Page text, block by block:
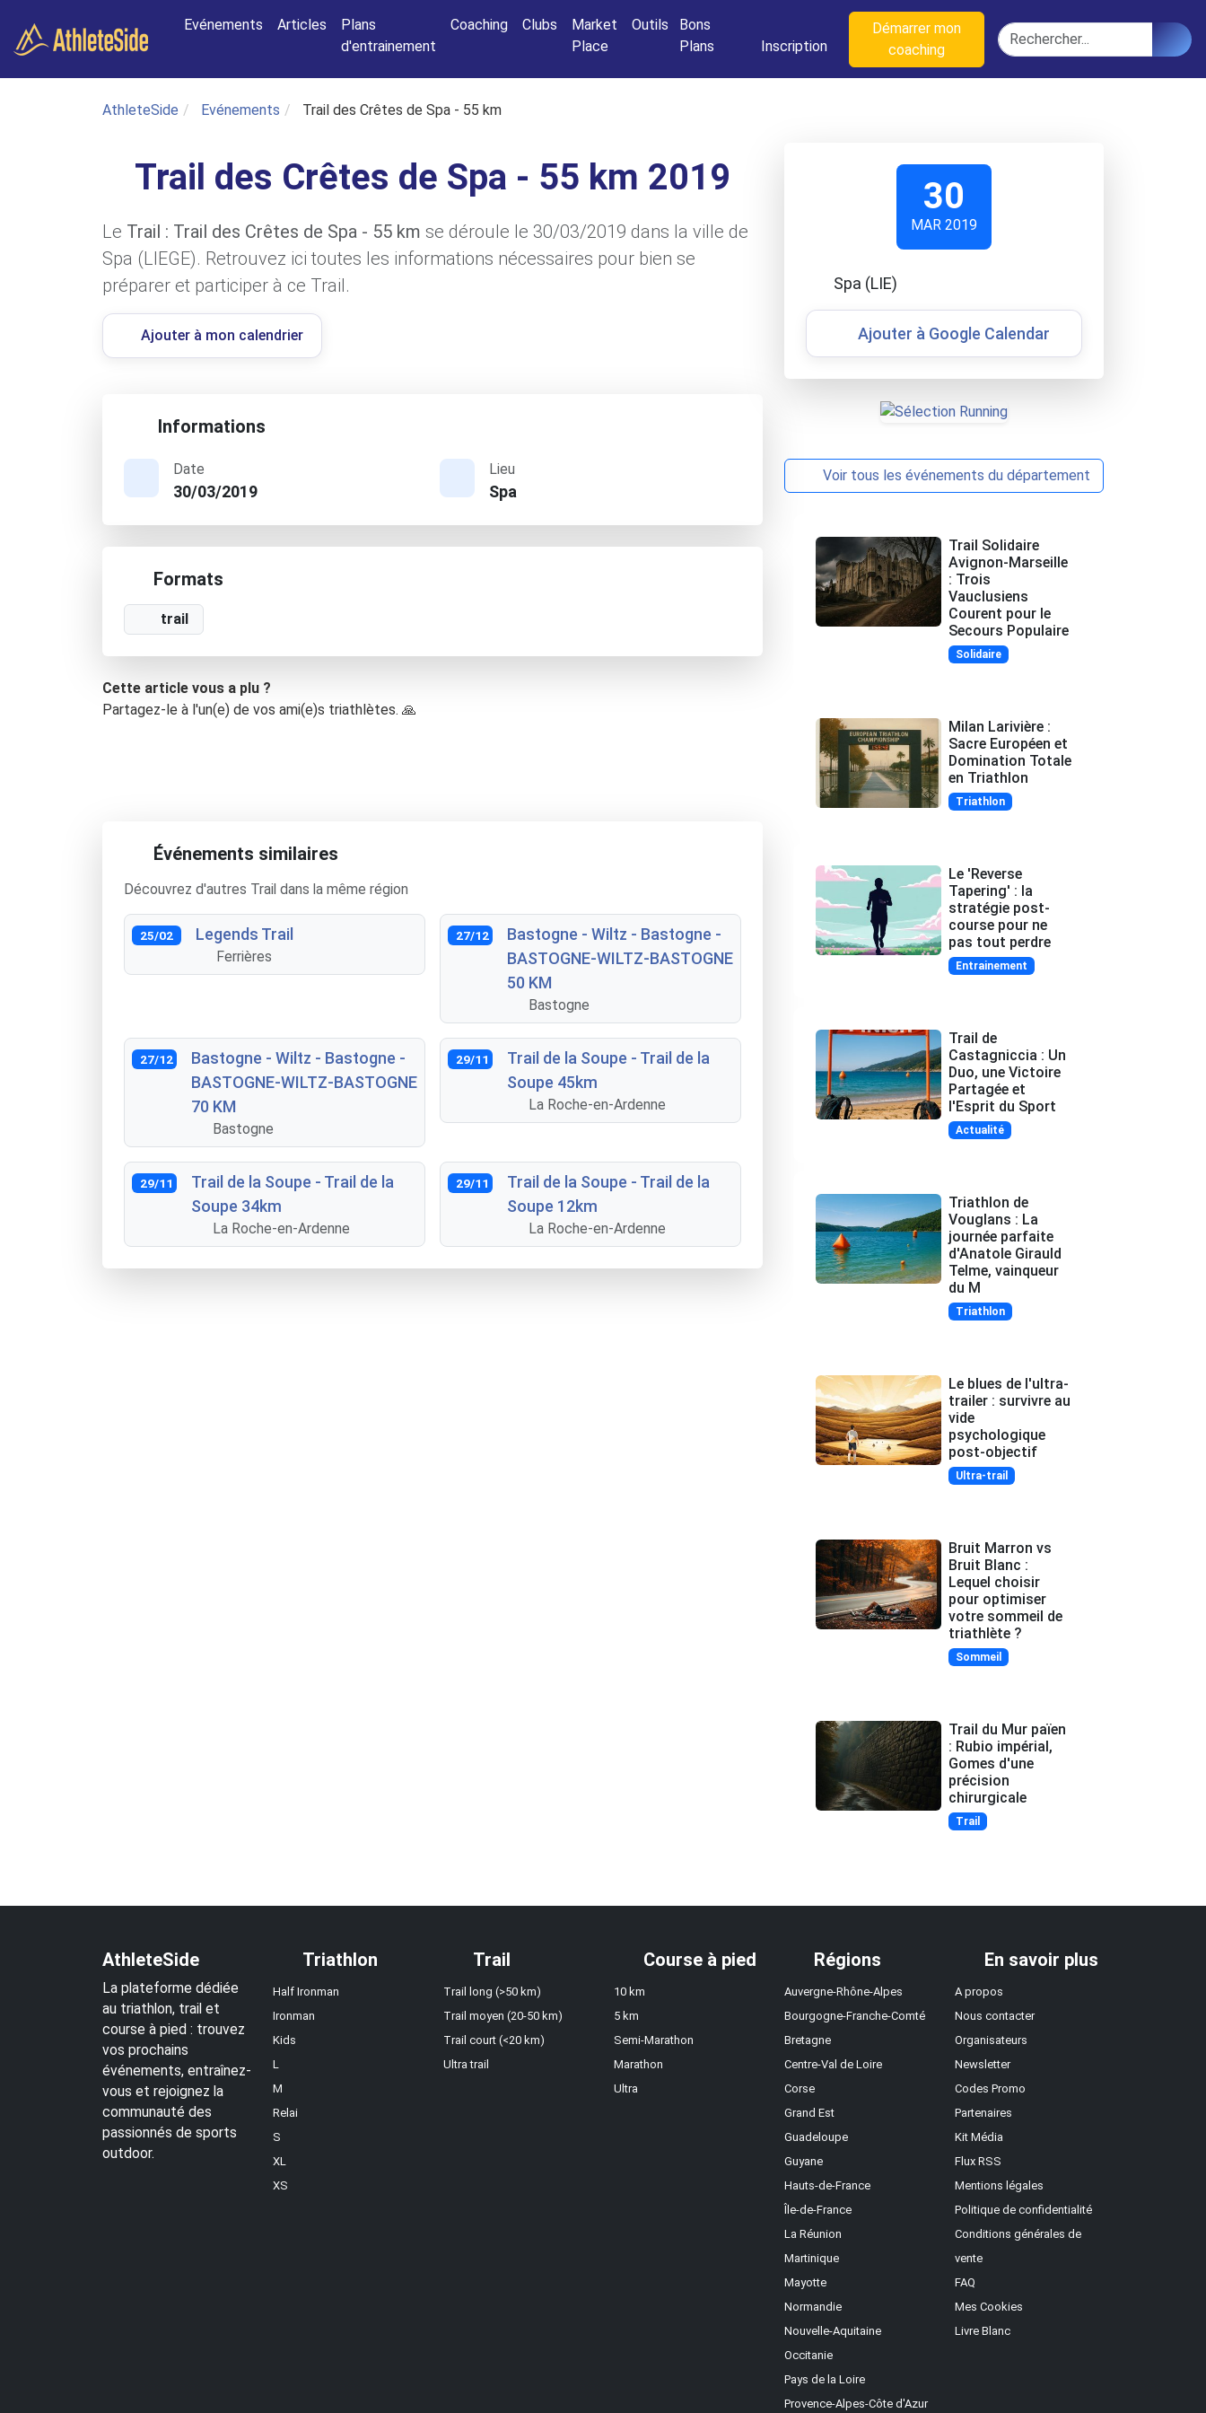
Evénements
Articles
Plans
d'entrainement
Coaching Clubs
Market
Place
Outils
Bons
Plans
Inscription
Démarrer mon
coaching
Rechercher
AthleteSide Evénements Trail des Crêtes de Spa - 55 km
Trail des Crêtes de Spa - 55 km 2019
Le Trail : Trail des Crêtes de Spa - 55 km se déroule le 30/03/2019 dans la ville de
Spa (LIEGE). Retrouvez ici toutes les informations nécessaires pour bien se
préparer et participer à ce Trail.
Ajouter à mon calendrier
Informations
Date
30/03/2019
Lieu
Spa
Formats
trail
Cette article vous a plu ?
Partagez-le à l'un(e) de vos ami(e)s triathlètes. 🙏
Événements similaires
Découvrez d'autres Trail dans la même région
25/02 Legends Trail
Ferrières
27/12
Bastogne - Wiltz - Bastogne -
BASTOGNE-WILTZ-BASTOGNE
50 KM
Bastogne
27/12
Bastogne - Wiltz - Bastogne -
BASTOGNE-WILTZ-BASTOGNE
70 KM
Bastogne
29/11
Trail de la Soupe - Trail de la
Soupe 45km
La Roche-en-Ardenne
29/11
Trail de la Soupe - Trail de la
Soupe 34km
La Roche-en-Ardenne
29/11
Trail de la Soupe - Trail de la
Soupe 12km
La Roche-en-Ardenne
30
MAR 2019
Spa (LIE)
Ajouter à Google Calendar
Voir tous les événements du département
Trail Solidaire
Avignon-Marseille
: Trois
Vauclusiens
Courent pour le
Secours Populaire
Solidaire
Milan Larivière :
Sacre Européen et
Domination Totale
en Triathlon
Triathlon
Le 'Reverse
Tapering' : la
stratégie post-
course pour ne
pas tout perdre
Entrainement
Trail de
Castagniccia : Un
Duo, une Victoire
Partagée et
l'Esprit du Sport
Actualité
Triathlon de
Vouglans : La
journée parfaite
d'Anatole Girauld
Telme, vainqueur
du M
Triathlon
Le blues de l'ultra-
trailer : survivre au
vide
psychologique
post-objectif
Ultra-trail
Bruit Marron vs
Bruit Blanc :
Lequel choisir
pour optimiser
votre sommeil de
triathlète ?
Sommeil
Trail du Mur païen
: Rubio impérial,
Gomes d'une
précision
chirurgicale
Trail
AthleteSide
La plateforme dédiée
au triathlon, trail et
course à pied : trouvez
vos prochains
événements, entraînez-
vous et rejoignez la
communauté des
passionnés de sports
outdoor.
Triathlon
Half Ironman
Ironman
Kids
L
M
Relai
S
XL
XS
Trail
Trail long (>50 km)
Trail moyen (20-50 km)
Trail court (<20 km)
Ultra trail
Course à pied
10 km
5 km
Semi-Marathon
Marathon
Ultra
Régions
Auvergne-Rhône-Alpes
Bourgogne-Franche-Comté
Bretagne
Centre-Val de Loire
Corse
Grand Est
Guadeloupe
Guyane
Hauts-de-France
Île-de-France
La Réunion
Martinique
Mayotte
Normandie
Nouvelle-Aquitaine
Occitanie
Pays de la Loire
Provence-Alpes-Côte d'Azur
En savoir plus
A propos
Nous contacter
Organisateurs
Newsletter
Codes Promo
Partenaires
Kit Média
Flux RSS
Mentions légales
Politique de confidentialité
Conditions générales de
vente
FAQ
Mes Cookies
Livre Blanc